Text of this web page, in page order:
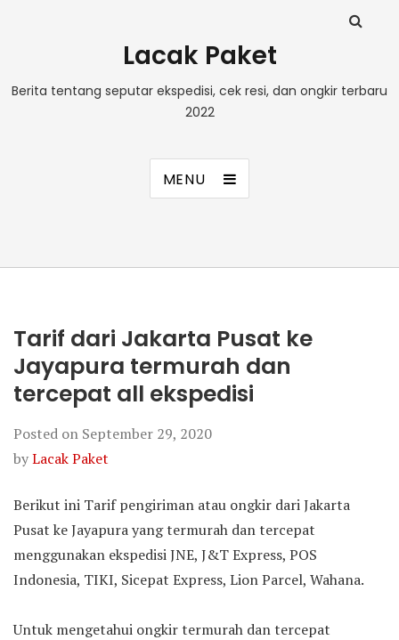
Lacak Paket
Berita tentang seputar ekspedisi, cek resi, dan ongkir terbaru
2022
MENU
Tarif dari Jakarta Pusat ke
Jayapura termurah dan
tercepat all ekspedisi
Posted on September 29, 2020
byLacak Paket
Berikut ini Tarif pengiriman atau ongkir dari Jakarta
Pusat ke Jayapura yang termurah dan tercepat
menggunakan ekspedisi JNE, J&T Express, POS
Indonesia, TIKI, Sicepat Express, Lion Parcel, Wahana.
Untuk mengetahui ongkir termurah dan tercepat